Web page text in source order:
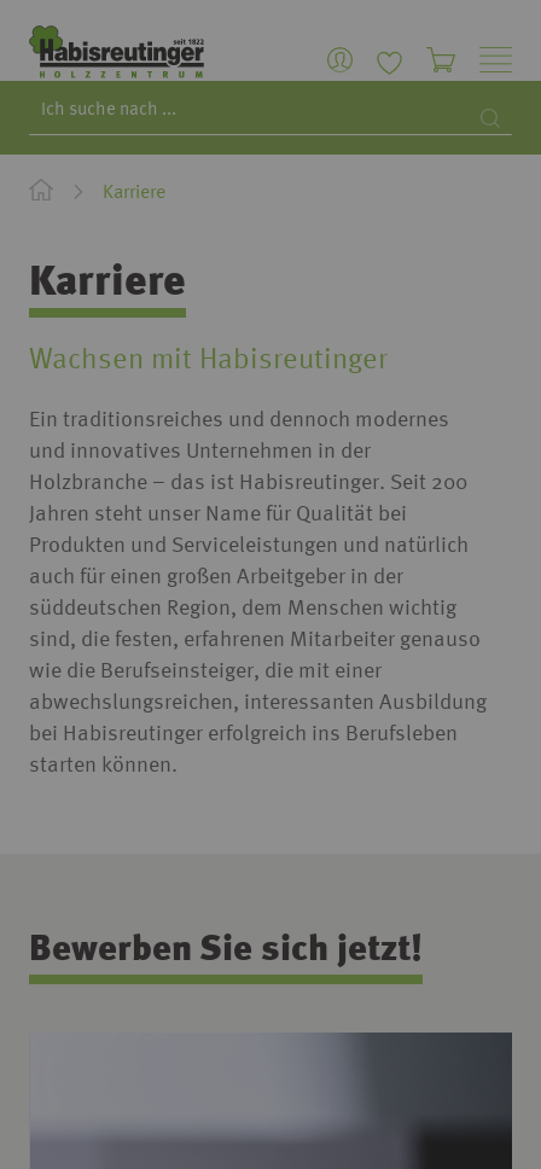
Karriere
Karriere
Wachsen mit Habisreutinger
Ein traditionsreiches und dennoch modernes
und innovatives Unternehmen in der
Holzbranche – das ist Habisreutinger. Seit 200
Jahren steht unser Name für Qualität bei
Produkten und Serviceleistungen und natürlich
auch für einen großen Arbeitgeber in der
süddeutschen Region, dem Menschen wichtig
sind, die festen, erfahrenen Mitarbeiter genauso
wie die Berufseinsteiger, die mit einer
abwechslungsreichen, interessanten Ausbildung
bei Habisreutinger erfolgreich ins Berufsleben
starten können.
Bewerben Sie sich jetzt!